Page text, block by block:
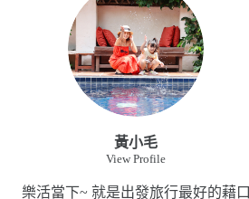
黃小毛
View Profile
樂活當下~ 就是出發旅行最好的藉口